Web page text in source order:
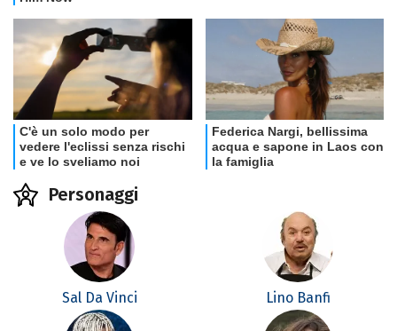
Personaggi
Sal Da Vinci Lino Banfi